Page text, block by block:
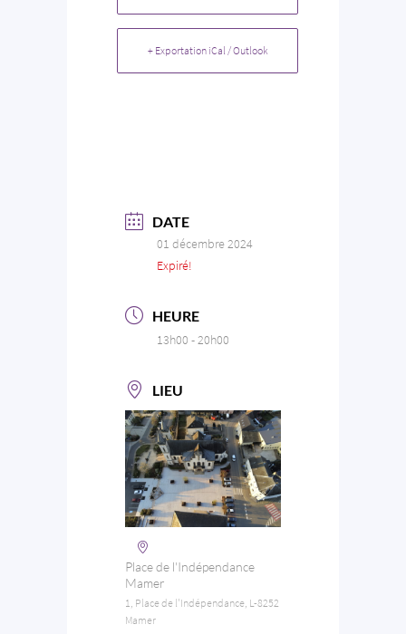
+ Exportation iCal / Outlook
DATE
01 décembre 2024
Expiré!
HEURE
13h00 - 20h00
LIEU
Place de l'Indépendance
Mamer
1, Place de l'Indépendance, L-8252
Mamer